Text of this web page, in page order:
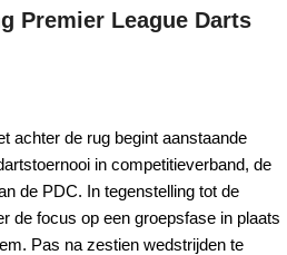
Premier League Darts
achter de rug begint aanstaande
in competitieverband, de
de PDC. In tegenstelling tot de
de focus op een groepsfase in plaats
Pas na zestien wedstrijden te